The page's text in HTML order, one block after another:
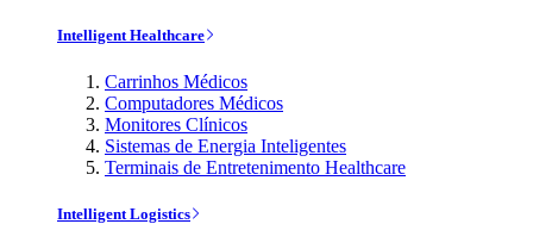
Intelligent Healthcare
Carrinhos Médicos
Computadores Médicos
Monitores Clínicos
Sistemas de Energia Inteligentes
Terminais de Entretenimento Healthcare
Intelligent Logistics